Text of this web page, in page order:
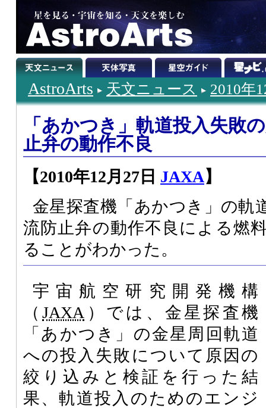
AstroArts 天文ニュース 2010年
「あかつき」軌道投入失敗
止弁の動作不良
【2010年12月27日 JAXA】
金星探査機「あかつき」の軌
流防止弁の動作不良による燃
ることがわかった。
宇宙航空研究開発機構
（JAXA ）では、金星探査機
「あかつき」の金星周回軌道
への投入失敗について原因の
絞り込みと検証を行った結
果、軌道投入のためのエンジ